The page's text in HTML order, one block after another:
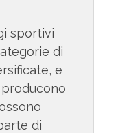
sportivi
di
e
di